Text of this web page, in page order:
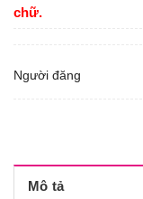
chữ.
Người đăng
Mô tả